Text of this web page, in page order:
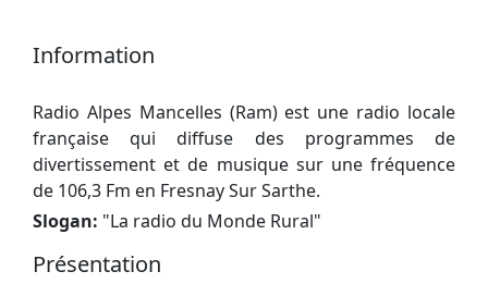
Information
Radio Alpes Mancelles (Ram) est une radio locale
française qui diffuse des programmes de
divertissement et de musique sur une fréquence
de 106,3 Fm en Fresnay Sur Sarthe.
Slogan: "La radio du Monde Rural"
Présentation